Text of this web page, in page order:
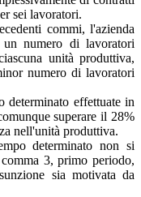
sei lavoratori.
commi, l'azienda
numero di lavoratori
unità produttiva,
numero di lavoratori
determinato effettuate in
superare il 28%
nell'unità produttiva.
determinato non si
3, primo periodo,
sia motivata da